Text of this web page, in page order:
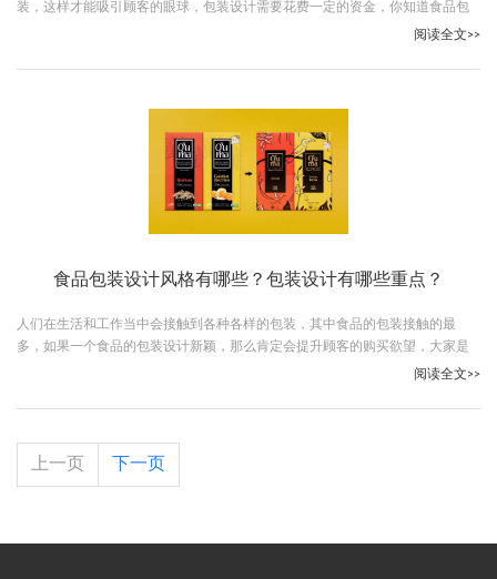
装，这样才能吸引顾客的眼球，包装设计需要花费一定的资金，你知道食品包
装设计费用大概多少吗？下面古柏广告设计的小编就给大家说说设计费用。
阅读全文>>
食品包装设计风格有哪些？包装设计有哪些重点？
人们在生活和工作当中会接触到各种各样的包装，其中食品的包装接触的最
多，如果一个食品的包装设计新颖，那么肯定会提升顾客的购买欲望，大家是
不是很想做好食品的包装设计呢，下面古柏广告设计的小编就给大家说说食品
阅读全文>>
上一页 下一页